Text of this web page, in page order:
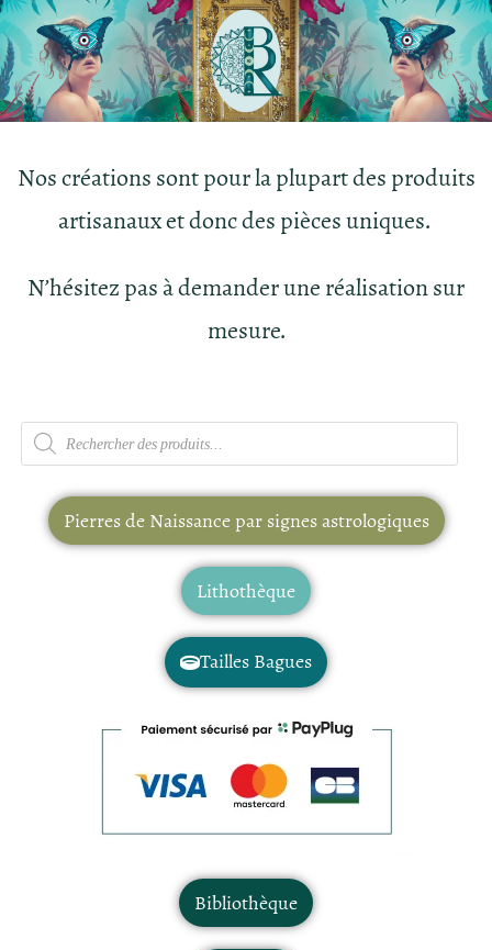
Nos créations sont pour la plupart des produits
artisanaux et donc des pièces uniques.
N’hésitez pas à demander une réalisation sur
mesure.
Pierres de Naissance par signes astrologiques
Lithothèque
Tailles Bagues
Bibliothèque